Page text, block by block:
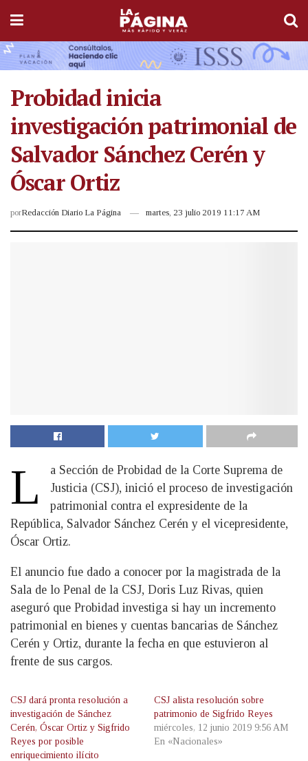
Probidad inicia
investigación patrimonial de
Salvador Sánchez Cerén y
Óscar Ortiz
porRedacción Diario La Página martes, 23 julio 2019 11:17 AM
L
a Sección de Probidad de la Corte Suprema de
Justicia (CSJ), inició el proceso de investigación
patrimonial contra el expresidente de la
República, Salvador Sánchez Cerén y el vicepresidente,
Óscar Ortiz.
El anuncio fue dado a conocer por la magistrada de la
Sala de lo Penal de la CSJ, Doris Luz Rivas, quien
aseguró que Probidad investiga si hay un incremento
patrimonial en bienes y cuentas bancarias de Sánchez
Cerén y Ortiz, durante la fecha en que estuvieron al
frente de sus cargos.
CSJ dará pronta resolución a
investigación de Sánchez
Cerén, Óscar Ortiz y Sigfrido
Reyes por posible
enriquecimiento ilícito
CSJ alista resolución sobre
patrimonio de Sigfrido Reyes
miércoles, 12 junio 2019 9:56 AM
En «Nacionales»